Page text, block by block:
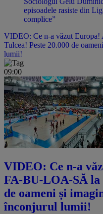
episoadele rasiste din
complice”
VIDEO: Ce n-a văzut
Tulcea! Peste 20.000 de
lumii!
09:00
VIDEO: Ce n-a
FA-BU-LOA-SĂ la
de oameni și
înconjurul lumii!